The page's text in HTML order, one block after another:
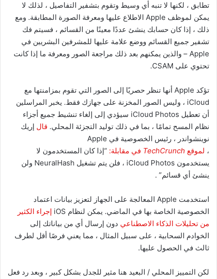
تطابق ، لكنها لا تنبه أي وسيط وتقوم بتشفير التفاصيل ، لذلك لا
يمكن لموظف Apple الاطلاع عليها ومعرفة الصورة المطابقة. ومع
ذلك ، إذا كان حسابك ينشئ عددًا معينًا من القسائم ، فسيتم فك
تشفير جميع القسائم ووضع علامة عليها للمشرفين البشريين في
Apple – والذين يمكنهم بعد ذلك مراجعة الصور ومعرفة ما إذا كانت
تحتوي على CSAM.
تؤكد Apple أنها تنظر حصريًا إلى الصور التي تقوم بمزامنتها مع
iCloud ، وليس الصور المخزنة على جهازك فقط. يخبر المراسلين
أن تعطيل iCloud Photos سيؤدي إلى إلغاء تنشيط جميع أجزاء
نظام المسح تمامًا ، بما في ذلك توليد التجزئة المحلي. قال إريك
نوينشواندر ، رئيس الخصوصية في Apple
، لموقع TechCrunch في مقابلة: “إذا كان المستخدمون لا
يستخدمون iCloud Photos ، فلن يتم تشغيل NeuralHash ولن
ينشئ أي قسائم” .
استخدمت Apple المعالجة على الجهاز لتعزيز بيانات اعتماد
الخصوصية الخاصة بها في الماضي. يمكن لنظام iOS
إجراء الكثير
من تحليلات الذكاء الاصطناعي دون إرسال أي من بياناتك إلى
الخوادم السحابية ، على سبيل المثال ، مما يعني فرصًا أقل لطرف
ثالث في الحصول عليها.
لكن التمييز المحلي / البعيد هنا مثير للجدل بشكل كبير ، وبعد رد فعل